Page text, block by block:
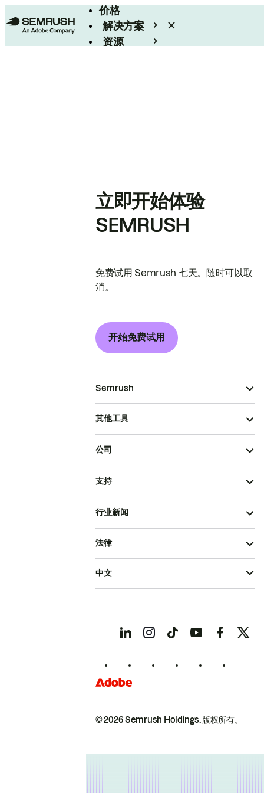
价格
解决方案
资源
立即开始体验
SEMRUSH
免费试用 Semrush 七天。随时可以取
消。
开始免费试用
Semrush
其他工具
公司
支持
行业新闻
© 2026 Semrush Holdings.版权所有。
法律
中文